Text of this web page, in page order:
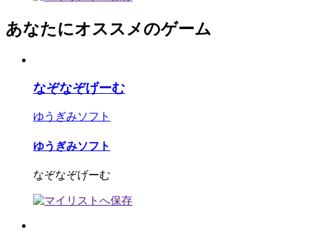
あなたにオススメのゲーム
なぞなぞげーむ
ゆうぎみソフト
ゆうぎみソフト
なぞなぞげーむ